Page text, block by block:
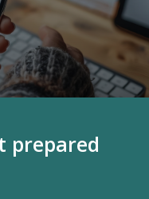
prepared